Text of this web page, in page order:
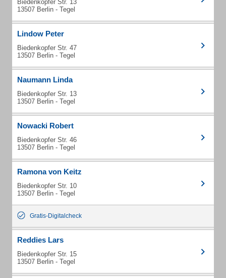
Biedenkopfer Str. 13
13507 Berlin - Tegel
Lindow Peter
Biedenkopfer Str. 47
13507 Berlin - Tegel
Naumann Linda
Biedenkopfer Str. 13
13507 Berlin - Tegel
Nowacki Robert
Biedenkopfer Str. 46
13507 Berlin - Tegel
Ramona von Keitz
Biedenkopfer Str. 10
13507 Berlin - Tegel
Gratis-Digitalcheck
Reddies Lars
Biedenkopfer Str. 15
13507 Berlin - Tegel